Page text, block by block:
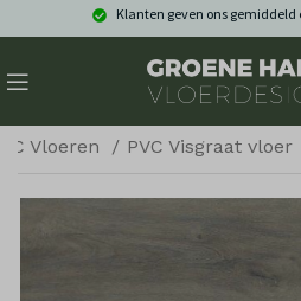
Klanten geven ons gemiddeld
Vloeren PVC Visgraat vloer